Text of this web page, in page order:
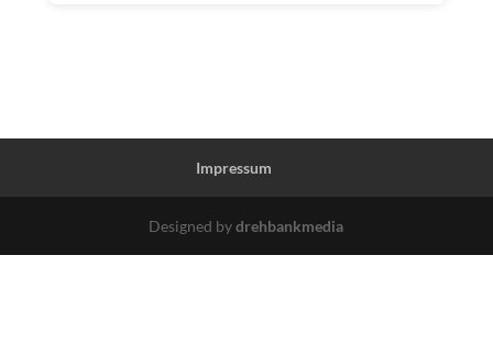
Impressum
Designed bydrehbankmedia